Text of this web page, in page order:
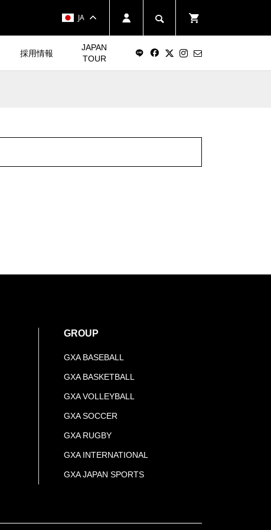
JA
採用情報
JAPAN
TOUR
GROUP
GXA BASEBALL
GXA BASKETBALL
GXA VOLLEYBALL
GXA SOCCER
GXA RUGBY
GXA INTERNATIONAL
GXA JAPAN SPORTS